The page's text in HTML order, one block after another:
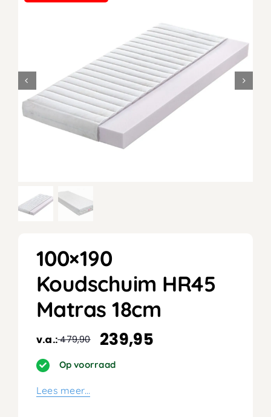
100×190
Koudschuim HR45
Matras 18cm
v.a.:479,90
Oorspronkelijke
prijs
was:
479,90.
239,95
Huidige
prijs
is:
239,95.
Op voorraad
Lees meer…